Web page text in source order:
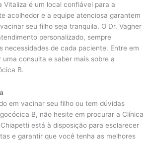
Vitaliza é um local confiável para a
acolhedor e a equipe atenciosa garantem
seu filho seja tranquila. O Dr. Vagner
personalizado, sempre
necessidades de cada paciente. Entre em
consulta e saber mais sobre a
B.
em vacinar seu filho ou tem dúvidas
B, não hesite em procurar a Clínica
está à disposição para esclarecer
e garantir que você tenha as melhores